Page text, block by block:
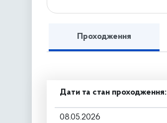
Проходження
Дати та стан проходження:
08.05.2026